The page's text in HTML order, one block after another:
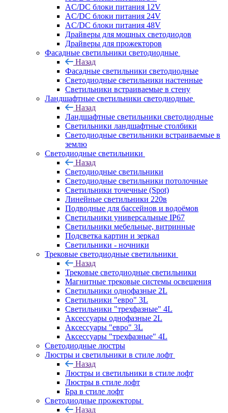
AC/DC блоки питания 12V
AC/DC блоки питания 24V
AC/DC блоки питания 48V
Драйверы для мощных светодиодов
Драйверы для прожекторов
Фасадные светильники светодиодные
Назад
Фасадные светильники светодиодные
Светодиодные светильники настенные
Светильники встраиваемые в стену
Ландшафтные светильники светодиодные
Назад
Ландшафтные светильники светодиодные
Светильники ландшафтные столбики
Светодиодные светильники встраиваемые в
землю
Светодиодные светильники
Назад
Светодиодные светильники
Светодиодные светильники потолочные
Светильники точечные (Spot)
Линейные светильники 220в
Подводные для бассейнов и водоёмов
Светильники универсальные IP67
Светильники мебельные, витринные
Подсветка картин и зеркал
Светильники - ночники
Трековые светодиодные светильники
Назад
Трековые светодиодные светильники
Магнитные трековые системы освещения
Светильники однофазные 2L
Светильники "евро" 3L
Светильники "трехфазные" 4L
Аксессуары однофазные 2L
Аксессуары "евро" 3L
Аксессуары "трехфазные" 4L
Светодиодные люстры
Люстры и светильники в стиле лофт
Назад
Люстры и светильники в стиле лофт
Люстры в стиле лофт
Бра в стиле лофт
Светодиодные прожекторы
Назад